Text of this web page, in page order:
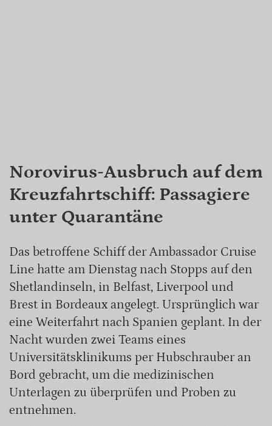
Norovirus-Ausbruch auf dem
Kreuzfahrtschiff: Passagiere
unter Quarantäne
Das betroffene Schiff der Ambassador Cruise
Line hatte am Dienstag nach Stopps auf den
Shetlandinseln, in Belfast, Liverpool und
Brest in Bordeaux angelegt. Ursprünglich war
eine Weiterfahrt nach Spanien geplant. In der
Nacht wurden zwei Teams eines
Universitätsklinikums per Hubschrauber an
Bord gebracht, um die medizinischen
Unterlagen zu überprüfen und Proben zu
entnehmen.